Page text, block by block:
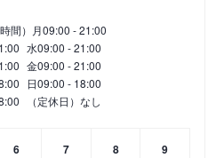
間） 月09:00 - 21:00
水09:00 - 21:00
金09:00 - 21:00
日09:00 - 18:00
（定休日）なし
6
7
8
9